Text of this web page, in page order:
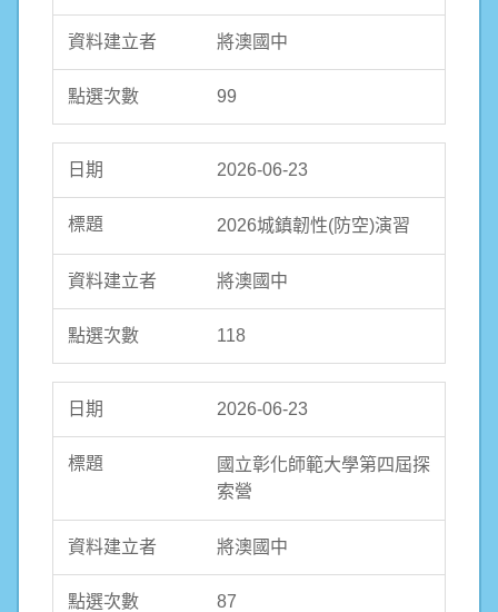
將澳國中
99
2026-06-23
2026城鎮韌性(防空)演習
將澳國中
118
2026-06-23
國立彰化師範大學第四屆探
索營
將澳國中
87